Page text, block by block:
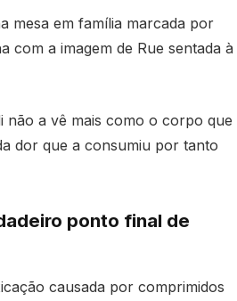
mesa em família marcada por
com a imagem de Rue sentada à
não a vê mais como o corpo que
dor que a consumiu por tanto
ponto final de
causada por comprimidos